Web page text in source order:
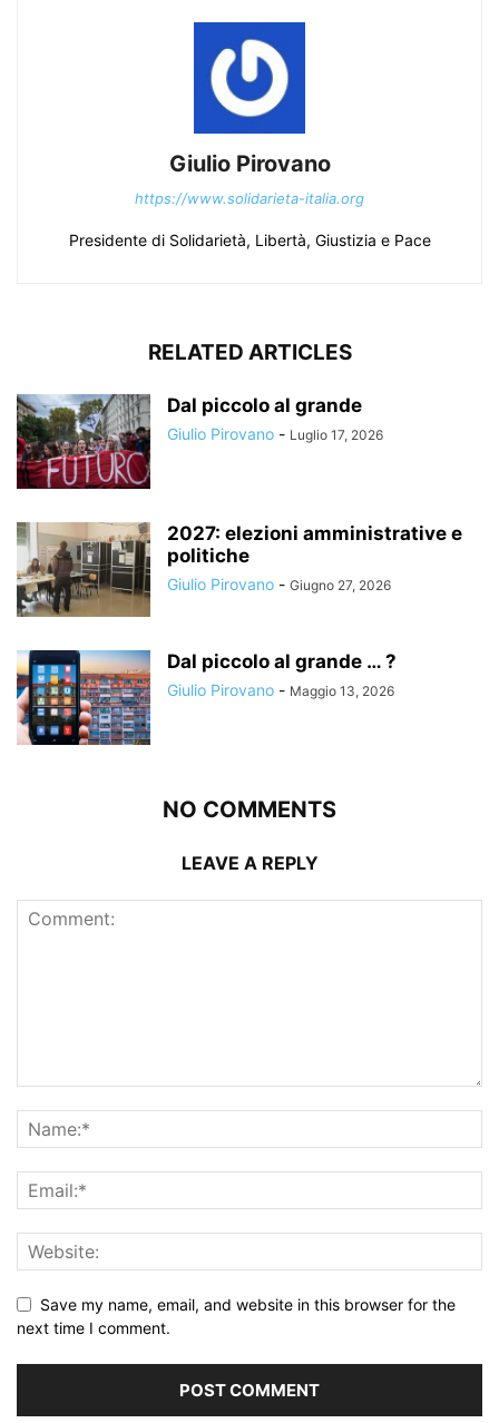
Giulio Pirovano
https://www.solidarieta-italia.org
Presidente di Solidarietà, Libertà, Giustizia e Pace
RELATED ARTICLES
Dal piccolo al grande
Giulio Pirovano - Luglio 17, 2026
2027: elezioni amministrative e
politiche
Giulio Pirovano - Giugno 27, 2026
Dal piccolo al grande … ?
Giulio Pirovano - Maggio 13, 2026
NO COMMENTS
LEAVE A REPLY
Save my name, email, and website in this browser for the
next time I comment.